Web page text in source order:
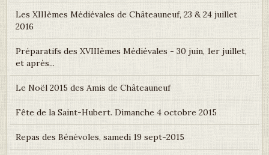
Les XIIIèmes Médiévales de Châteauneuf, 23 & 24 juillet
2016
Préparatifs des XVIIIèmes Médiévales - 30 juin, 1er juillet,
et après...
Le Noël 2015 des Amis de Châteauneuf
Fête de la Saint-Hubert. Dimanche 4 octobre 2015
Repas des Bénévoles, samedi 19 sept-2015